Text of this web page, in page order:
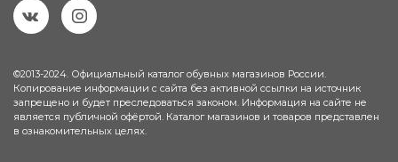
©2013-2024. Официальный каталог обувных магазинов России.
Копирование информации с сайта без активной ссылки на источник
запрещено и будет преследоваться законом. Информация на сайте не
является публичной офёртой. Каталог магазинов и товаров представлен
в ознакомительных целях.